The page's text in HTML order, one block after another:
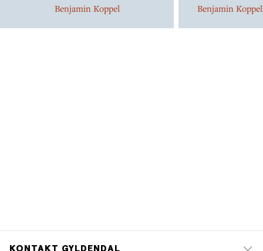
Benjamin Koppel Benjamin Koppel
KONTAKT GYLDENDAL